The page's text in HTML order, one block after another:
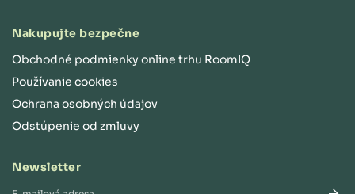
Nakupujte bezpečne
Obchodné podmienky online trhu RoomIQ
Používanie cookies
Ochrana osobných údajov
Odstúpenie od zmluvy
Newsletter